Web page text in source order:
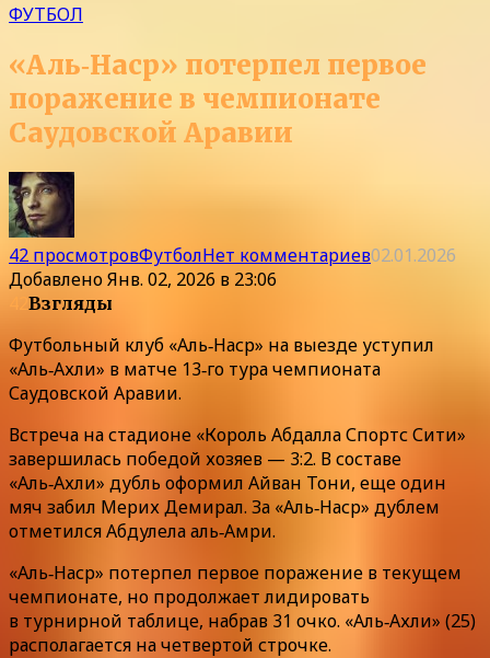
ФУТБОЛ
«Аль‑Наср» потерпел первое
поражение в чемпионате
Саудовской Аравии
42 просмотровФутболНет комментариев02.01.2026
ДобавленоЯнв. 02, 2026 в 23:06
Взгляды
Футбольный клуб «Аль‑Наср» на выезде уступил
«Аль‑Ахли» в матче 13‑го тура чемпионата
Саудовской Аравии.
Встреча на стадионе «Король Абдалла Спортс Сити»
завершилась победой хозяев — 3:2. В составе
«Аль‑Ахли» дубль оформил Айван Тони, еще один
мяч забил Мерих Демирал. За «Аль‑Наср» дублем
отметился Абдулела аль‑Амри.
«Аль‑Наср» потерпел первое поражение в текущем
чемпионате, но продолжает лидировать
в турнирной таблице, набрав 31 очко. «Аль‑Ахли» (25)
располагается на четвертой строчке.